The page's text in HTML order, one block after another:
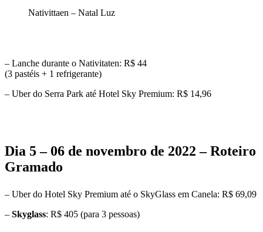
Nativittaen – Natal Luz
– Lanche durante o Nativitaten: R$ 44
(3 pastéis + 1 refrigerante)
– Uber do Serra Park até Hotel Sky Premium: R$ 14,96
Dia 5 – 06 de novembro de 2022 – Roteiro
Gramado
– Uber do Hotel Sky Premium até o SkyGlass em Canela: R$ 69,09
– Skyglass: R$ 405 (para 3 pessoas)